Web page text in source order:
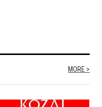
MORE >